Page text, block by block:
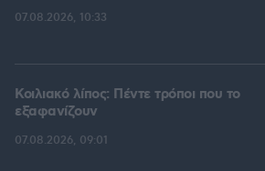
07.08.2026, 10:33
Κοιλιακό λίπος: Πέντε τρόποι που το
εξαφανίζουν
07.08.2026, 09:01